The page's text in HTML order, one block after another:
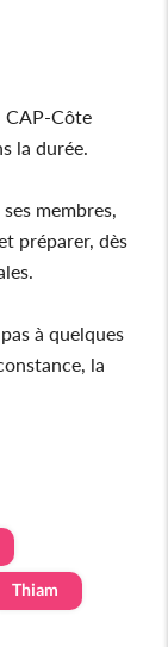
CAP-Côte
la durée.
membres,
préparer, dès
à quelques
la
Thiam